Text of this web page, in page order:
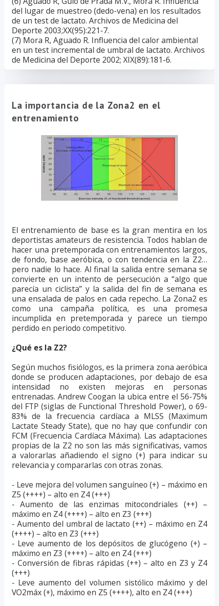
del lugar de muestreo (dedo-vena) en los resultados
de un test de lactato. Archivos de Medicina del
Deporte 2003;XX(95):221-7.
(7) Mora R, Aguado R. Influencia del calor ambiental
en un test incremental de umbral de lactato. Archivos
de Medicina del Deporte 2002; XIX(89):181-6.
La importancia de la Zona2 en el
entrenamiento
El entrenamiento de base es la gran mentira en los
deportistas amateurs de resistencia. Todos hablan de
hacer una pretemporada con entrenamientos largos,
de fondo, base aeróbica, o con tendencia en la Z2…
pero nadie lo hace. Al final la salida entre semana se
convierte en un intento de persecución a “algo que
parecía un ciclista” y la salida del fin de semana es
una ensalada de palos en cada repecho. La Zona2 es
como una campaña política, es una promesa
incumplida en pretemporada y parece un tiempo
perdido en periodo competitivo.
¿Qué es la Z2?
Según muchos fisiólogos, es la primera zona aeróbica
donde se producen adaptaciones, por debajo de esa
intensidad no existen mejoras en personas
entrenadas. Andrew Coogan la ubica entre el 56-75%
del FTP (siglas de Functional Threshold Power), o 69-
83% de la frecuencia cardíaca a MLSS (Maximum
Lactate Steady State), que no hay que confundir con
FCM (Frecuencia Cardíaca Máxima). Las adaptaciones
propias de la Z2 no son las más significativas, vamos
a valorarlas añadiendo el signo (+) para indicar su
relevancia y compararlas con otras zonas.
- Leve mejora del volumen sanguíneo (+) – máximo en
Z5 (++++) – alto en Z4 (+++)
- Aumento de las enzimas mitocondriales (++) –
máximo en Z4 (++++) – alto en Z3 (+++)
- Aumento del umbral de lactato (++) – máximo en Z4
(++++) – alto en Z3 (+++)
- Leve aumento de los depósitos de glucógeno (+) –
máximo en Z3 (++++) – alto en Z4 (+++)
- Conversión de fibras rápidas (++) – alto en Z3 y Z4
(+++)
- Leve aumento del volumen sistólico máximo y del
VO2máx (+), máximo en Z5 (++++), alto en Z4 (+++)